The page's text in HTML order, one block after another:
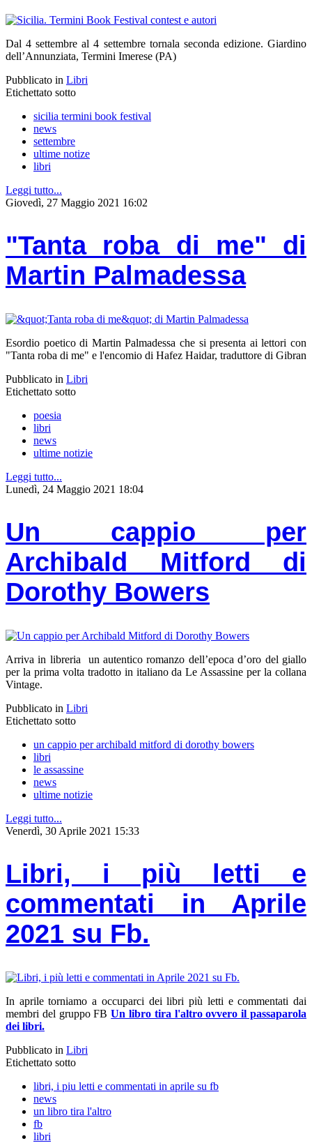
Dal 4 settembre al 4 settembre tornala seconda edizione. Giardino
dell’Annunziata, Termini Imerese (PA)
Pubblicato in Libri
Etichettato sotto
sicilia termini book festival
news
settembre
ultime notize
libri
Leggi tutto...
Giovedì, 27 Maggio 2021 16:02
"Tanta roba di me" di
Martin Palmadessa
Esordio poetico di Martin Palmadessa che si presenta ai lettori con
"Tanta roba di me" e l'encomio di Hafez Haidar, traduttore di Gibran
Pubblicato in Libri
Etichettato sotto
poesia
libri
news
ultime notizie
Leggi tutto...
Lunedì, 24 Maggio 2021 18:04
Un cappio per
Archibald Mitford di
Dorothy Bowers
Arriva in libreria un autentico romanzo dell’epoca d’oro del giallo
per la prima volta tradotto in italiano da Le Assassine per la collana
Vintage.
Pubblicato in Libri
Etichettato sotto
un cappio per archibald mitford di dorothy bowers
libri
le assassine
news
ultime notizie
Leggi tutto...
Venerdì, 30 Aprile 2021 15:33
Libri, i più letti e
commentati in Aprile
2021 su Fb.
In aprile torniamo a occuparci dei libri più letti e commentati dai
membri del gruppo FBUn libro tira l'altro ovvero il passaparola
dei libri.
Pubblicato in Libri
Etichettato sotto
libri, i piu letti e commentati in aprile su fb
news
un libro tira l'altro
fb
libri